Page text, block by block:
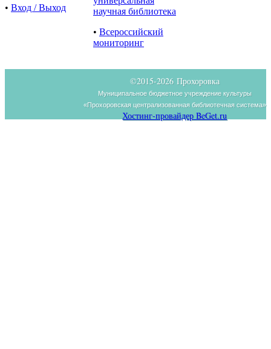
• Вход / Выход
научная библиотека
• Всероссийский
мониторинг
©2015-2026 Прохоровка
Муниципальное бюджетное учреждение культуры
«Прохоровская централизованная библиотечная система»
Хостинг-провайдер BeGet.ru